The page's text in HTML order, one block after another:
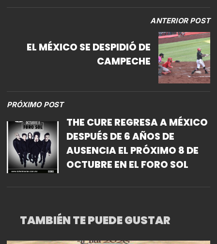
ANTERIOR POST
EL MÉXICO SE DESPIDIÓ DE
CAMPECHE
PRÓXIMO POST
THE CURE REGRESA A MÉXICO
DESPUÉS DE 6 AÑOS DE
AUSENCIA EL PRÓXIMO 8 DE
OCTUBRE EN EL FORO SOL
TAMBIÉN TE PUEDE GUSTAR